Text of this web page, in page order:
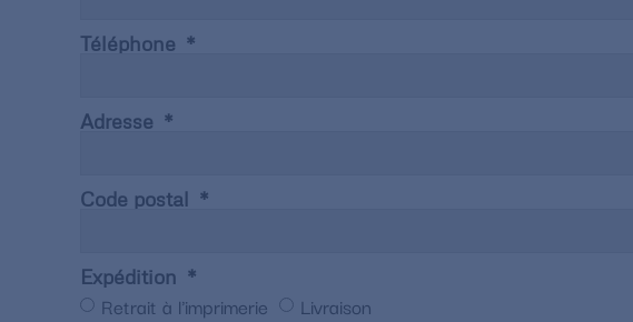
Téléphone
Adresse
Code postal
Expédition
Retrait à l'imprimerie Livraison